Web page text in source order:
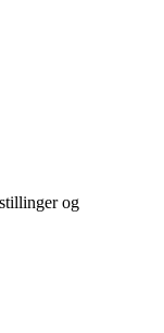
og